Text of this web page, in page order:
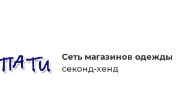
Сеть магазинов одежды
секонд-хенд